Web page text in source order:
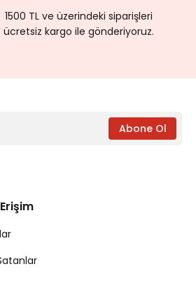
1500 TL ve üzerindeki siparişleri
ücretsiz kargo ile gönderiyoruz.
Abone Ol
Erişim